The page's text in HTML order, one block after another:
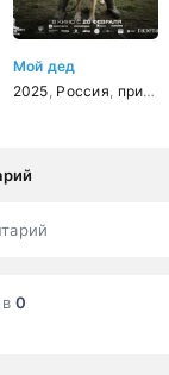
Мой дед
2025 Россия приключения
0